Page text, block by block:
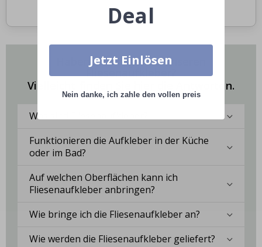
Haben Sie Fragen zu unseren
Fliesenaufkleber?
Vielleicht finden Sie hier die Antworten.
Was sind Fliesenaufkleber?
Funktionieren die Aufkleber in der Küche
oder im Bad?
Auf welchen Oberflächen kann ich
Fliesenaufkleber anbringen?
Wie bringe ich die Fliesenaufkleber an?
Wie werden die Fliesenaufkleber geliefert?
Deal
Jetzt Einlösen
Nein danke, ich zahle den vollen preis